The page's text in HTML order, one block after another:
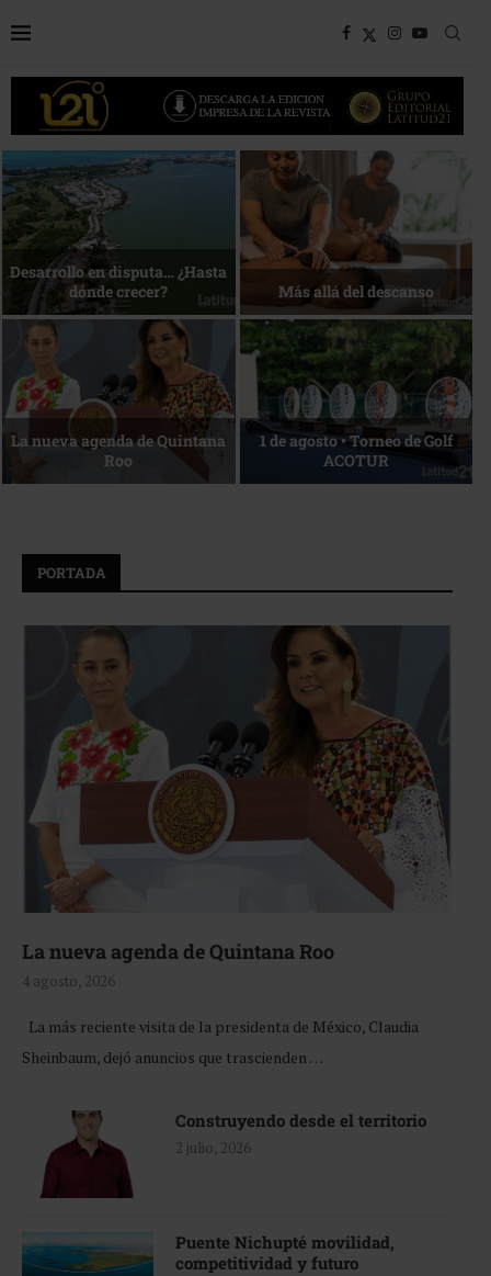
Bottega, un viaje servido a la
mesa
Energía que Impulsa la
competitividad
Reconocimiento de viajeros La esencia del servicio
PORTADA
La nueva agenda de Quintana Roo
4 agosto, 2026
La más reciente visita de la presidenta de México, Claudia
Sheinbaum, dejó anuncios que trascienden …
Construyendo desde el territorio
2 julio, 2026
Puente Nichupté movilidad,
competitividad y futuro